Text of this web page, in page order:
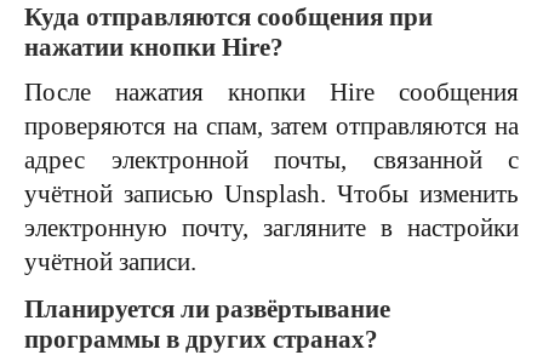
Куда отправляются сообщения при
нажатии кнопки Hire?
После нажатия кнопки Hire сообщения
проверяются на спам, затем отправляются на
адрес электронной почты, связанной с
учётной записью Unsplash. Чтобы изменить
электронную почту, загляните в настройки
учётной записи.
Планируется ли развёртывание
программы в других странах?